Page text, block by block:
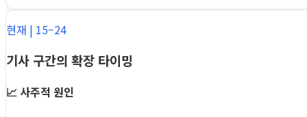
현재 | 15–24
기사 구간의 확장 타이밍
📈 사주적 원인